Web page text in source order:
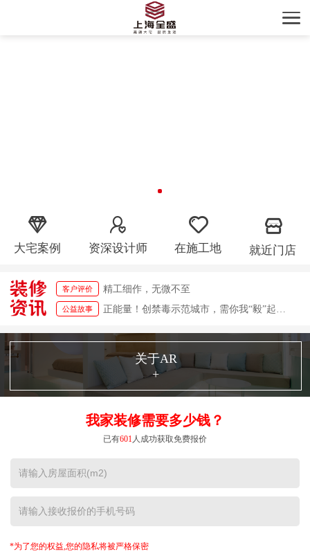
大宅案例 资深设计师 在施工地 就近门店
客户评价 精工细作，无微不至
客户评价 设计施工装修典范
公益故事 正能量！创禁毒示范城市，需你我“毅”起参与！
公益故事 正能量！创禁毒示范城市，需你我“毅”起参与！
关于AR
+
我家装修需要多少钱？
已有601人成功获取免费报价
*为了您的权益,您的隐私将被严格保密